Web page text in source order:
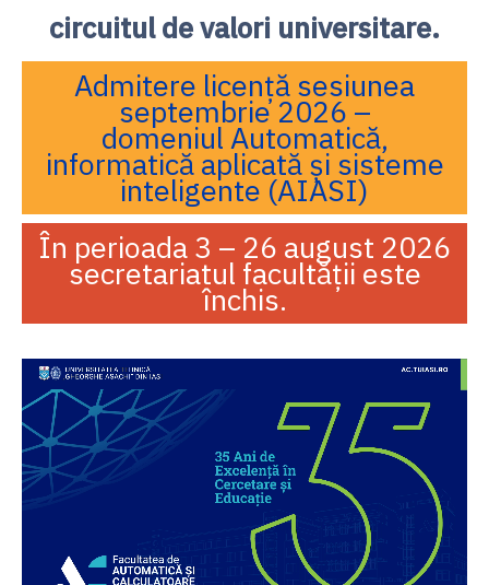
circuitul de valori universitare.
Admitere licență sesiunea
septembrie 2026 –
domeniul Automatică,
informatică aplicată și sisteme
inteligente (AIASI)
În perioada 3 – 26 august 2026
secretariatul facultății este
închis.